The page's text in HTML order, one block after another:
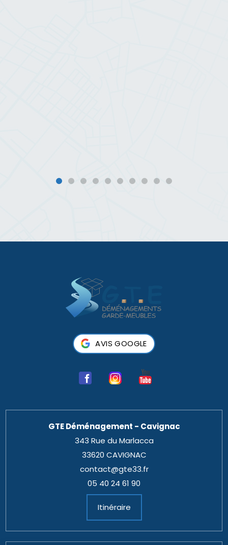
AVIS GOOGLE
GTE Déménagement - Cavignac
343 Rue du Marlacca
33620 CAVIGNAC
contact@gte33.fr
05 40 24 61 90
Itinéraire